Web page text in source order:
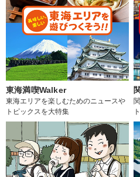
東海満喫Walker
東海エリアを楽しむためのニュースや
トピックスを大特集